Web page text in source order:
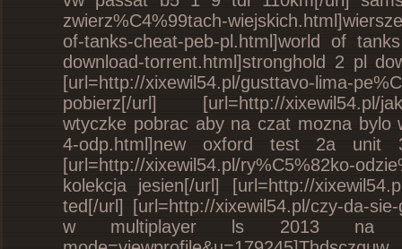
zwierz%C4%99tach-
of-tanks-cheat-peb-pl.html]world of
download-torrent.html]stronghold 2 pl
[url=http://xixewil54.pl/gusttavo-lima-
pobierz[/url] [url=http://xixewil54.pl/
wtyczke pobrac aby na czat mozna bylo
4-odp.html]new oxford test 2a
[url=http://xixewil54.pl/ry%C5%82ko-
kolekcja jesien[/url] [url=http://
ted[/url] [url=http://xixewil54.pl/czy-da-
w multiplayer ls 2013 na